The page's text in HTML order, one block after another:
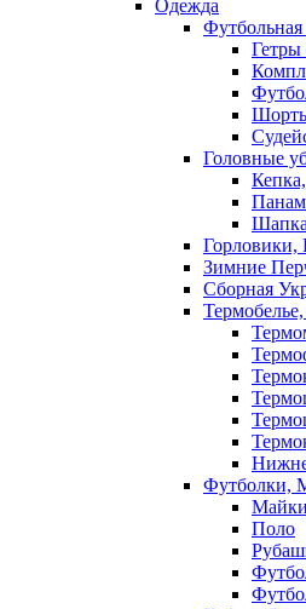
Одежда
Гетры
Головные
Шапка
Зимние
Сборная
Футболки,
Майки
Поло